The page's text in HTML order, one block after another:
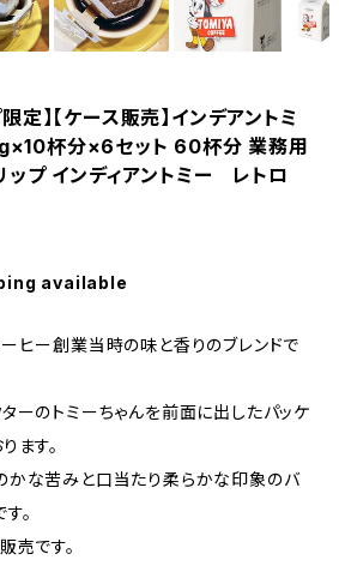
定】【ケース販売】インデアントミ
杯分×6セット 60杯分 業務用
ップ インディアントミー レトロ
available
ヒー創業当時の味と香りのブレンドで
ーのトミーちゃんを前面に出したパッケ
ます。
かな苦みと口当たり柔らかな印象のバ
。
売です。